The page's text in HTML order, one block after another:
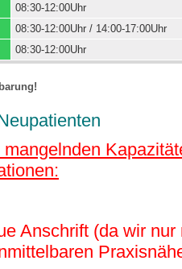
08:30-12:00Uhr
08:30-12:00Uhr / 14:00-17:00Uhr
08:30-12:00Uhr
Anschrift (da wir